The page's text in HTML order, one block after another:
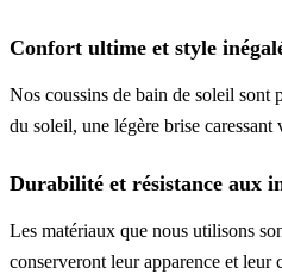
Confort ultime et style
Nos coussins de bain de soleil sont
du soleil, une légère brise
Durabilité et résistance aux
Les matériaux que nous utilisons
conserveront leur apparence et leur